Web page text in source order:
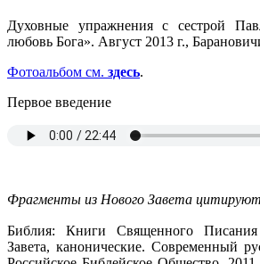
Духовные упражнения с сестрой
любовь Бога». Август 2013 г.,
Фотоальбом см. здесь.
Первое введение
Фрагменты из Нового Завета
Библия: Книги Священного
Завета, канонические. Современный